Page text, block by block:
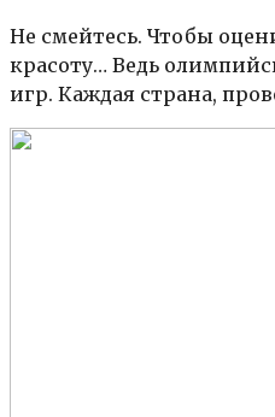
Не смейтесь. Чтобы
красоту… Ведь
игр. Каждая страна,